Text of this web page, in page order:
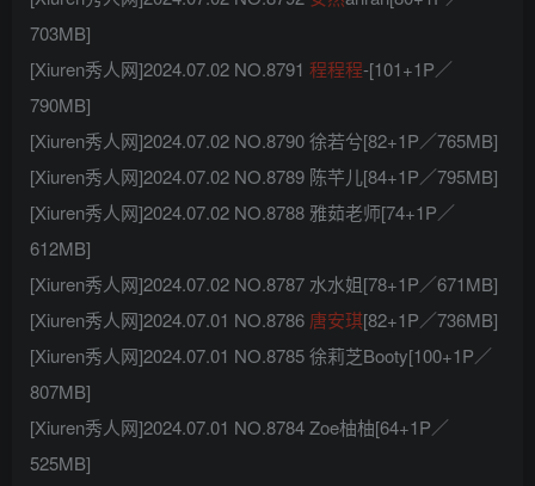
703MB]
[Xiuren秀人网]2024.07.02 NO.8791 程程程-[101+1P／
790MB]
[Xiuren秀人网]2024.07.02 NO.8790 徐若兮[82+1P／765MB]
[Xiuren秀人网]2024.07.02 NO.8789 陈芊儿[84+1P／795MB]
[Xiuren秀人网]2024.07.02 NO.8788 雅茹老师[74+1P／
612MB]
[Xiuren秀人网]2024.07.02 NO.8787 水水姐[78+1P／671MB]
[Xiuren秀人网]2024.07.01 NO.8786 唐安琪[82+1P／736MB]
[Xiuren秀人网]2024.07.01 NO.8785 徐莉芝Booty[100+1P／
807MB]
[Xiuren秀人网]2024.07.01 NO.8784 Zoe柚柚[64+1P／
525MB]